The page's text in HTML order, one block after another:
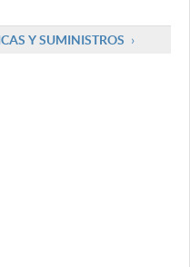
Y SUMINISTROS